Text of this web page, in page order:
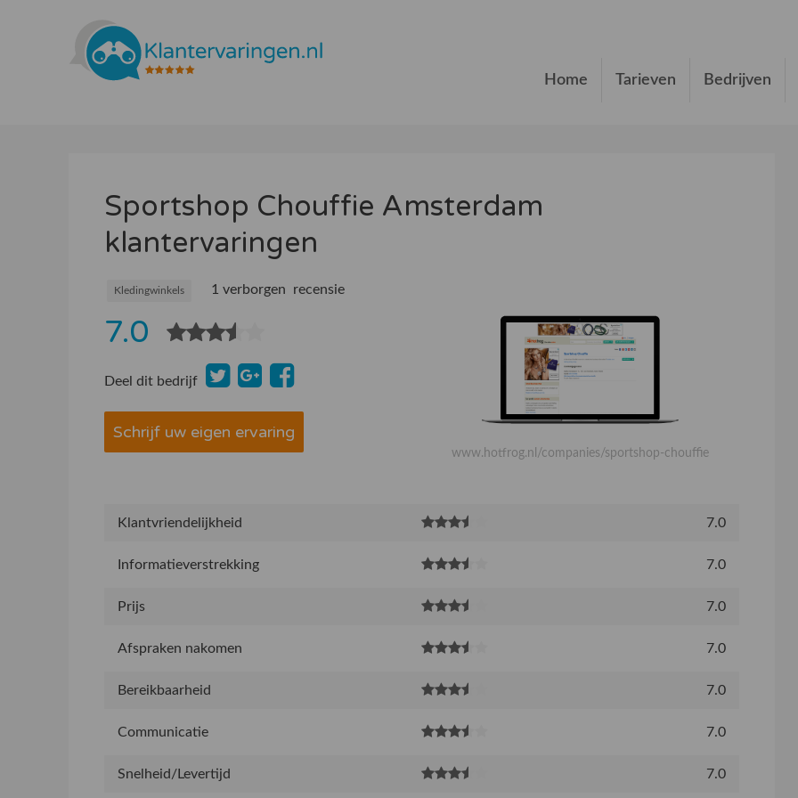
Home Tarieven Bedrijven
Sportshop Chouffie Amsterdam
klantervaringen
Kledingwinkels 1 verborgen recensie
7.0
Deel dit bedrijf
Schrijf uw eigen ervaring
www.hotfrog.nl/companies/sportshop-chouffie
Klantvriendelijkheid 7.0
Informatieverstrekking 7.0
Prijs 7.0
Afspraken nakomen 7.0
Bereikbaarheid 7.0
Communicatie 7.0
Snelheid/Levertijd 7.0